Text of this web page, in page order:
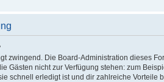
zwingend. Die Board-Administration dieses
Gästen nicht zur Verfügung stehen: zum
schnell erledigt ist und dir zahlreiche Vorteile